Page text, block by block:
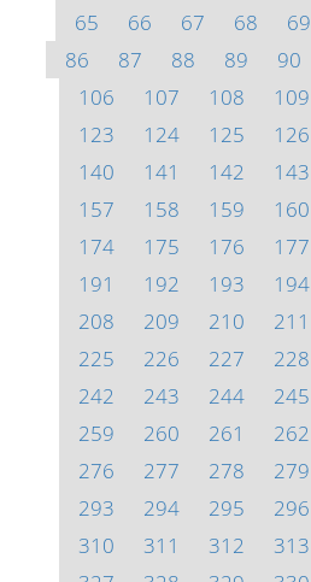
65
66 67 68 69
86
87 88 89 90
106
107 108 109
123
124 125 126
140
141 142 143
157
158 159 160
174
175 176 177
191
192 193 194
208
209 210 211
225
226 227 228
242
243 244 245
259
260 261 262
276
277 278 279
293
294 295 296
310
311 312 313